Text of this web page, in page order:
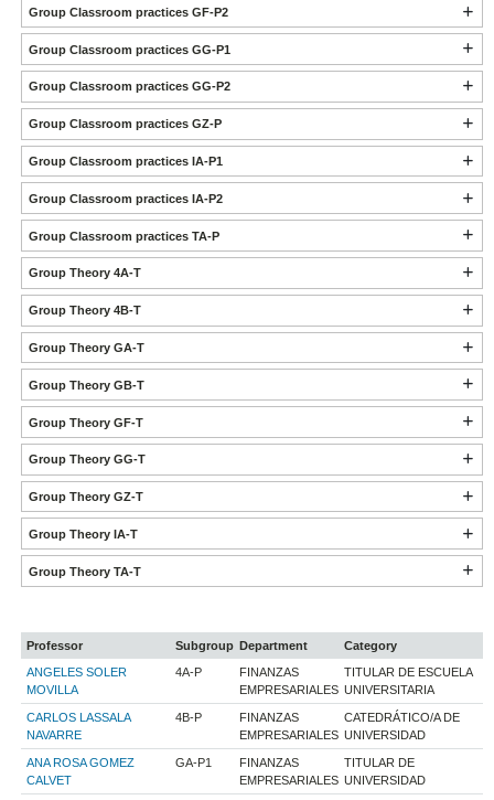
Group Classroom practices GF-P2
Group Classroom practices GG-P1
Group Classroom practices GG-P2
Group Classroom practices GZ-P
Group Classroom practices IA-P1
Group Classroom practices IA-P2
Group Classroom practices TA-P
Group Theory 4A-T
Group Theory 4B-T
Group Theory GA-T
Group Theory GB-T
Group Theory GF-T
Group Theory GG-T
Group Theory GZ-T
Group Theory IA-T
Group Theory TA-T
Professor Subgroup Department
Category
ANGELES SOLER
MOVILLA
4A-P
FINANZAS
EMPRESARIALES
TITULAR DE ESCUELA
UNIVERSITARIA
CARLOS LASSALA
NAVARRE
4B-P
FINANZAS
EMPRESARIALES
CATEDRÁTICO/A DE
UNIVERSIDAD
ANA ROSA GOMEZ
CALVET
GA-P1
FINANZAS
EMPRESARIALES
TITULAR DE
UNIVERSIDAD